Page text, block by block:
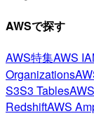
AWSで探す
AWS特集AWS
Organizations
S3S3 Tables
RedshiftAWS